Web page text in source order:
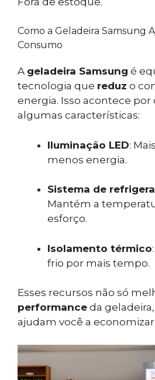
Como a Geladeira Samsung
Consumo
A geladeira Samsung é
tecnologia que reduz o
energia. Isso acontece por
algumas características:
Iluminação LED:
menos energia.
Sistema de
Mantém a
esforço.
Isolamento térmico
frio por mais tempo.
Esses recursos não só
performance da
ajudam você a economizar.